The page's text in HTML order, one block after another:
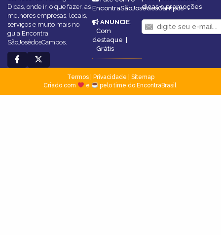
Dicas, onde ir, o que fazer, as
melhores empresas, locais,
serviços e muito mais no
guia Encontra
SãoJosédosCampos.
EncontraSãoJosédosCampos
ANUNCIE:
Com
destaque |
Grátis
dicas e promoções
Termos| Privacidade
Sitemap
Criado com
e pelo time do EncontraBrasil